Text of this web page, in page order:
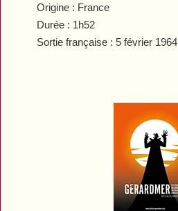
Origine : France
Durée : 1h52
Sortie française : 5 février 1964